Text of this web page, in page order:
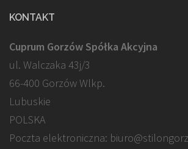
KONTAKT
Cuprum Gorzów Spółka Akcyjna
ul. Walczaka 43j/3
66-400 Gorzów Wlkp.
Lubuskie
POLSKA
Poczta elektroniczna: